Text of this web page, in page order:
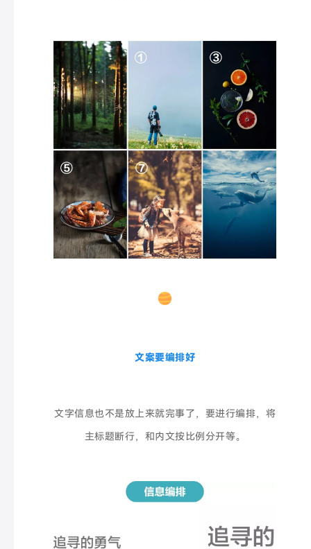
文案要编排好
文字信息也不是放上来就完事了，要进行编排，将
主标题断行，和内文按比例分开等。